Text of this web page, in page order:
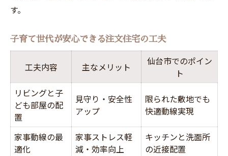
す。
子育て世代が安心できる注文住宅の工夫
工夫内容 主なメリット
仙台市でのポイン
ト
リビングと子
ども部屋の配
置
見守り・安全性
アップ
限られた敷地でも
快適動線実現
家事動線の最
適化
家事ストレス軽
減・効率向上
キッチンと洗面所
の近接配置